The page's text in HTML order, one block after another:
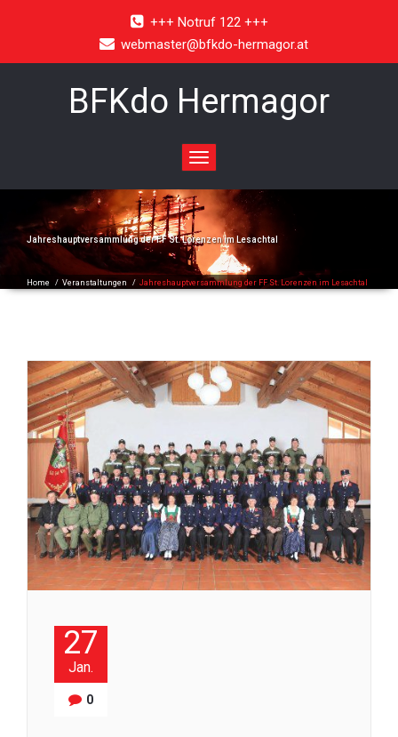
+++ Notruf 122 +++
webmaster@bfkdo-hermagor.at
BFKdo Hermagor
Toggle
navigation
Jahreshauptversammlung der FF St. Lorenzen im Lesachtal
Home / Veranstaltungen / Jahreshauptversammlung der FF St. Lorenzen im Lesachtal
27
Jan.
0